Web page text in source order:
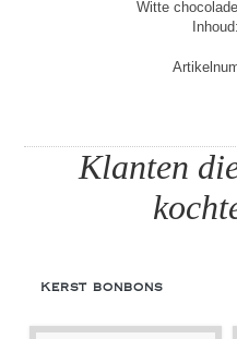
Witte
Klanten
Kerst bonbons